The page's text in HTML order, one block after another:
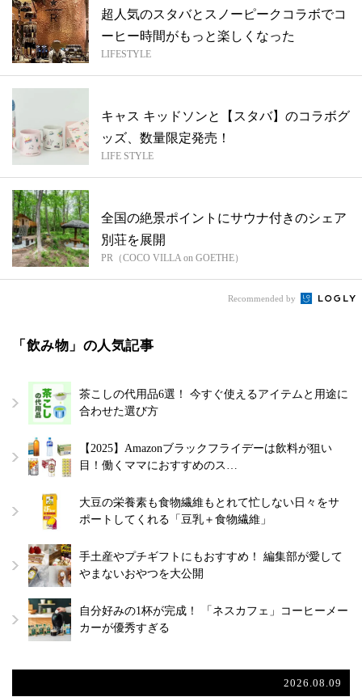
超人気のスタバとスノーピークコラボでコ
ーヒー時間がもっと楽しくなった
LIFESTYLE
キャス キッドソンと【スタバ】のコラボグ
ッズ、数量限定発売！
LIFE STYLE
全国の絶景ポイントにサウナ付きのシェア
別荘を展開
PR（COCO VILLA on GOETHE）
Recommended by
「飲み物」の人気記事
茶こしの代用品6選！ 今すぐ使えるアイテムと用途に
合わせた選び方
【2025】Amazonブラックフライデーは飲料が狙い
目！働くママにおすすめのス…
大豆の栄養素も食物繊維もとれて忙しない日々をサ
ポートしてくれる「豆乳＋食物繊維」
手土産やプチギフトにもおすすめ！ 編集部が愛して
やまないおやつを大公開
自分好みの1杯が完成！ 「ネスカフェ」コーヒーメー
カーが優秀すぎる
2026.08.09